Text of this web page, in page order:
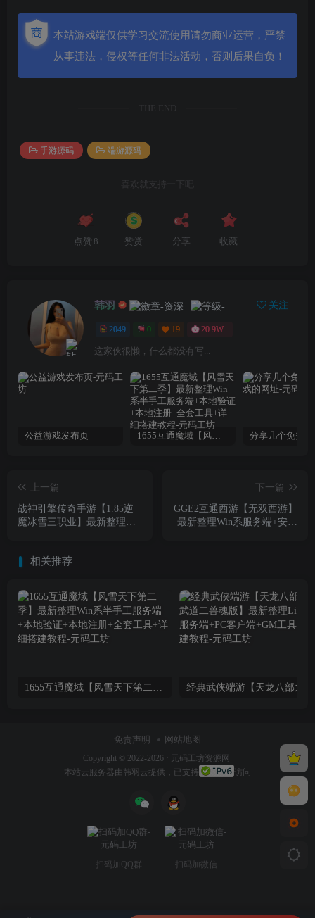
本站游戏端仅供学习交流使用请勿商业运营，严禁
从事违法，侵权等任何非法活动，否则后果自负！
THE END
手游源码 端游源码
喜欢就支持一下吧
点赞 8 赞赏 分享 收藏
韩羽 关注
2049 0 19 20.9W+
这家伙很懒，什么都没有写...
公益游戏发布页 1655互通魔域【风雪天下第二季】最新整理Win系半手工服务端+本地验证+本地注册+全套工具+详细搭建教程
上一篇
战神引擎传奇手游【1.85逆
魔冰雪三职业】最新整理Win
程+视频教程
下一篇
GGE2互通西游【无双西游】
最新整理Win系服务端+安卓
相关推荐
1655互通魔域【风雪天下第二季】最新整理Win系半手工服务端+本地验证+本地注册+全套工具+详细搭建教程
免责声明 网站地图
Copyright © 2022-2026 · 元码工坊资源网
本站 云服务器由韩羽云提供，已支持 访问
扫码加QQ群 扫码加微信